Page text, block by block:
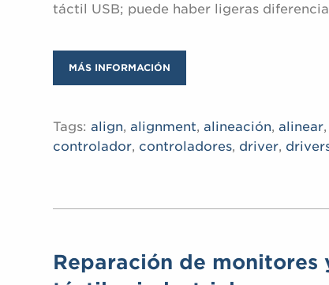
táctil USB; puede haber ligeras
MÁS INFORMACIÓN
Tags:align,alignment,alineación,alinear,
controlador, controladores, driver,
Reparación de monitores